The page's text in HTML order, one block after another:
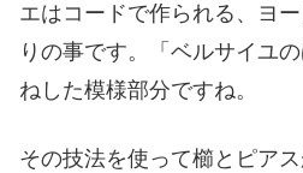
エはコードで作られる、ヨ
りの事です。「ベルサイユ
ねした模様部分ですね。
その技法を使って櫛とピア